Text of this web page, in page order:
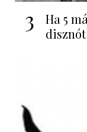
3
Ha 5